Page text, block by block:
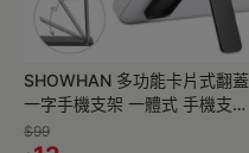
SHOWHAN 多功能卡片式翻蓋
一字手機支架 一體式 手機支架
折疊支架 便攜支架 背貼支架 行
$99